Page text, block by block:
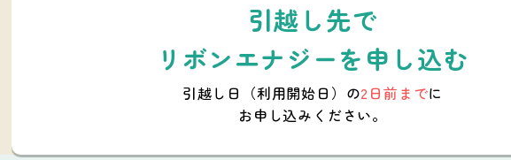
引越し先で
リボンエナジーを申し込む
引越し日（利用開始日）の2日前までに
お申し込みください。